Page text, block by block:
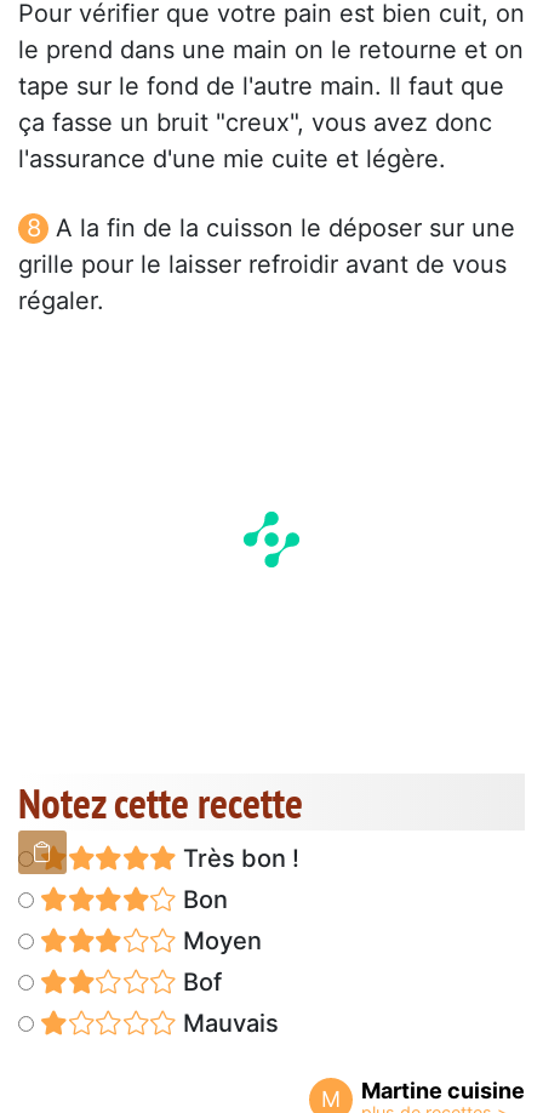
Pour vérifier que votre pain est bien cuit, on
le prend dans une main on le retourne et on
tape sur le fond de l'autre main. Il faut que
ça fasse un bruit "creux", vous avez donc
l'assurance d'une mie cuite et légère.
A la fin de la cuisson le déposer sur une
grille pour le laisser refroidir avant de vous
régaler.
Notez cette recette
Très bon !
Bon
Moyen
Bof
Mauvais
M Martine cuisine